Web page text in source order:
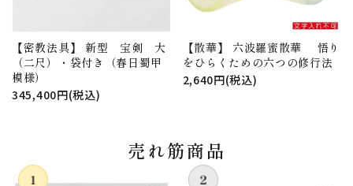
【密教法具】 新型 宝剣 大
（二尺）・袋付き（春日蜀甲
模様）
345,400円(税込)
【散華】 六波羅蜜散華 悟り
をひらくための六つの修行法
2,640円(税込)
売れ筋商品